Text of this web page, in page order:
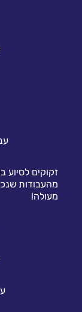
מהעבודות
מעולה!